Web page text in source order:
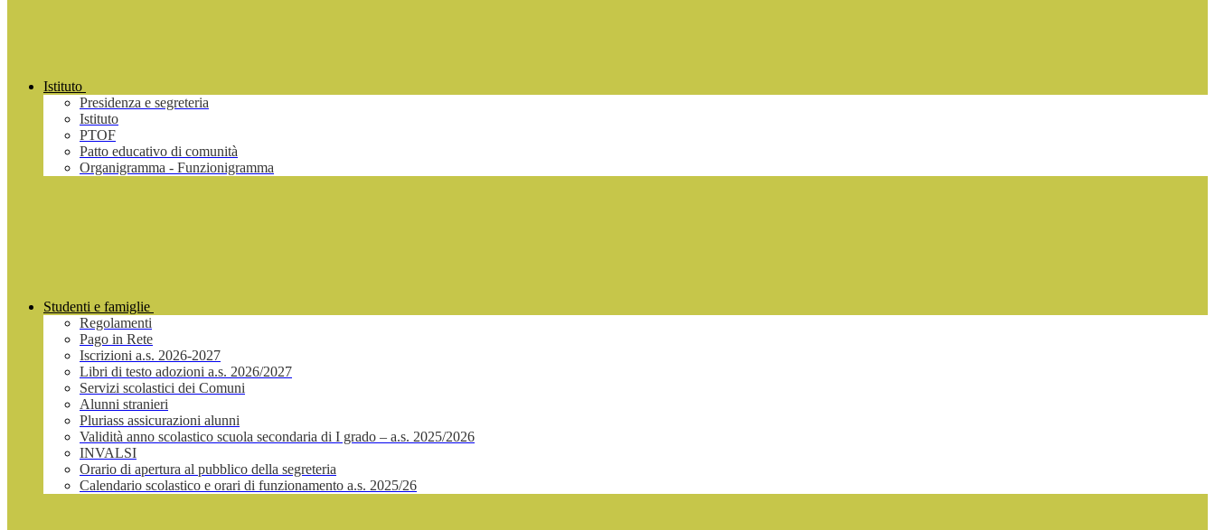
Istituto
Presidenza e segreteria
Istituto
PTOF
Patto educativo di comunità
Organigramma - Funzionigramma
Studenti e famiglie
Regolamenti
Pago in Rete
Iscrizioni a.s. 2026-2027
Libri di testo adozioni a.s. 2026/2027
Servizi scolastici dei Comuni
Alunni stranieri
Pluriass assicurazioni alunni
Validità anno scolastico scuola secondaria di I grado – a.s. 2025/2026
INVALSI
Orario di apertura al pubblico della segreteria
Calendario scolastico e orari di funzionamento a.s. 2025/26